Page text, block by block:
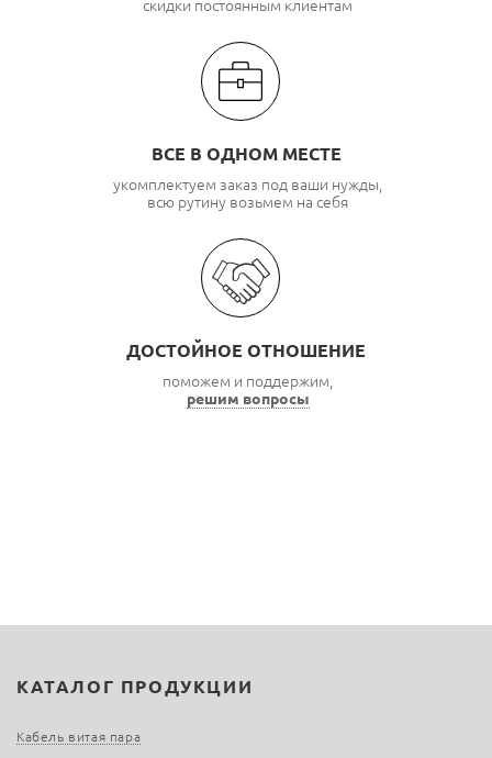
скидки постоянным клиентам
ВСЕ В ОДНОМ МЕСТЕ
укомплектуем заказ под ваши нужды,
всю рутину возьмем на себя
ДОСТОЙНОЕ ОТНОШЕНИЕ
поможем и поддержим,
решим вопросы
КАТАЛОГ ПРОДУКЦИИ
Кабель витая пара